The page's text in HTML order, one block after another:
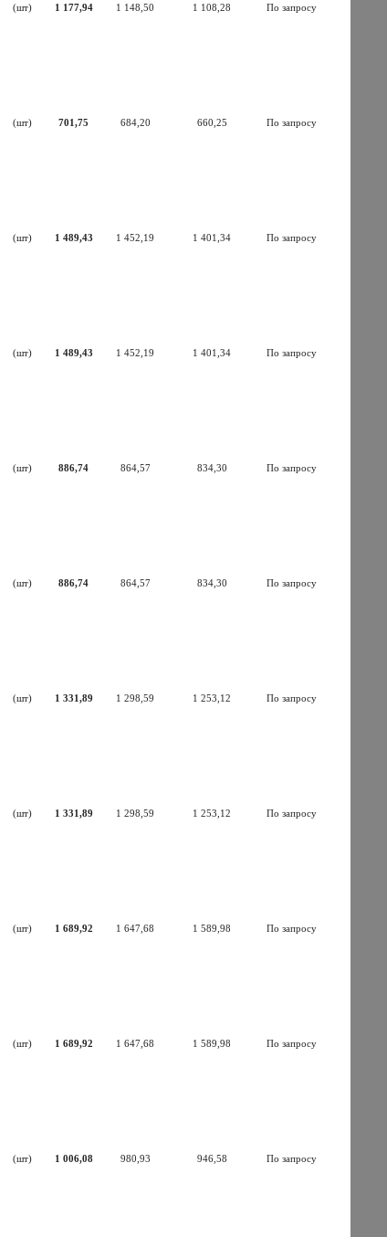
(шт) 1 177,94 1 148,50 1 108,28 По запросу
(шт) 701,75 684,20 660,25 По запросу
(шт) 1 489,43 1 452,19 1 401,34 По запросу
(шт) 1 489,43 1 452,19 1 401,34 По запросу
(шт) 886,74 864,57 834,30 По запросу
(шт) 886,74 864,57 834,30 По запросу
(шт) 1 331,89 1 298,59 1 253,12 По запросу
(шт) 1 331,89 1 298,59 1 253,12 По запросу
(шт) 1 689,92 1 647,68 1 589,98 По запросу
(шт) 1 689,92 1 647,68 1 589,98 По запросу
(шт) 1 006,08 980,93 946,58 По запросу